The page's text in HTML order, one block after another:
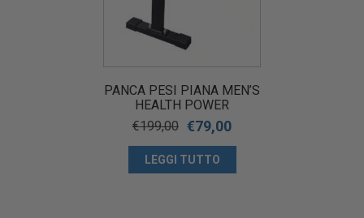
PANCA PESI PIANA MEN’S
HEALTH POWER
€199,00 €79,00
LEGGI TUTTO